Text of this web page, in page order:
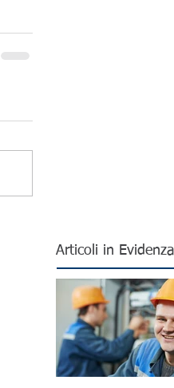
Articoli in Evidenza